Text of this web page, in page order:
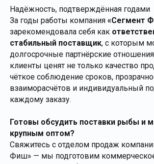
Надёжность, подтверждённая годами
За годы работы компания «Сегмент
зарекомендовала себя как
стабильный поставщик, с которым
долгосрочные партнёрские
клиенты ценят не только качество
чёткое соблюдение сроков,
взаиморасчётов и индивидуальный
каждому заказу.
Готовы обсудить поставки рыбы и
крупным оптом?
Свяжитесь с отделом продаж
Фиш» — мы подготовим